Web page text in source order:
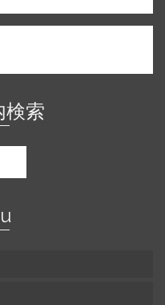
検索